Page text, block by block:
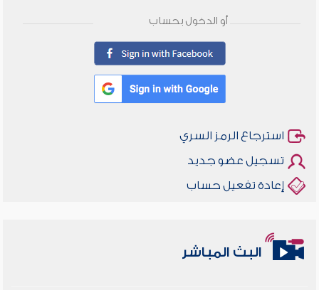
أو الدخول بحساب
استرجاع الرمز السري
تسجيل عضو جديد
إعادة تفعيل حساب
البث المباشر
أخلاقنا أصالة ومعاصرة